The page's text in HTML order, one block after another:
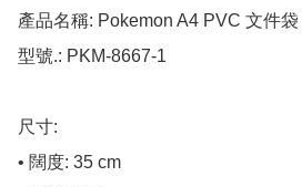
產品名稱: Pokemon A4 PVC 文件袋
型號.: PKM-8667-1
尺寸:
• 闊度: 35 cm